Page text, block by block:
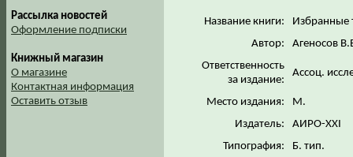
Рассылка новостей
Оформление подписки
Книжный магазин
О магазине
Контактная информация
Оставить отзыв
Название книги:
Избранные
Автор:
Агеносов
Ответственность
за издание:
Ассоц.
Место издания:
М.
Издатель:
АИРО-XXI
Типография:
Б. тип.